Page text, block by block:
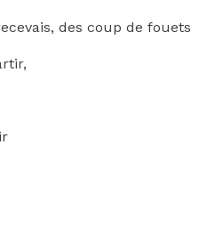
des coup de fouets